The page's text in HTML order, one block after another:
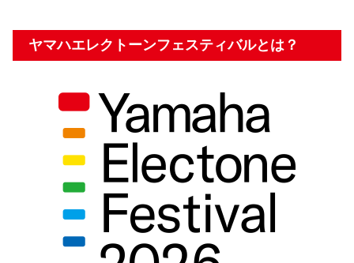
ヤマハエレクトーンフェスティバルとは？